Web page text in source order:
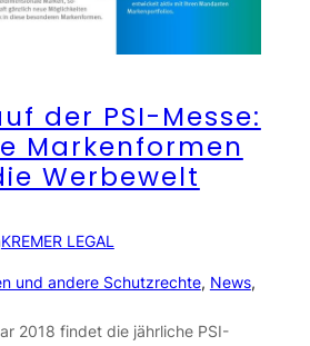
der PSI-Messe:
Markenformen
Werbewelt
KREMER LEGAL
und andere Schutzrechte, News
2018 findet die jährliche PSI-